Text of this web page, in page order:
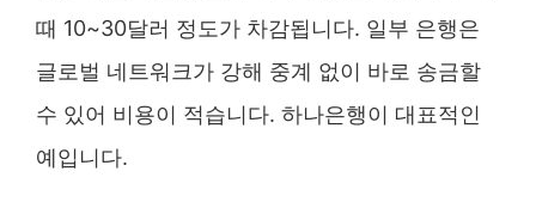
때 10~30달러 정도가 차감됩니다. 일부 은행은
글로벌 네트워크가 강해 중계 없이 바로 송금할
수 있어 비용이 적습니다. 하나은행이 대표적인
예입니다.